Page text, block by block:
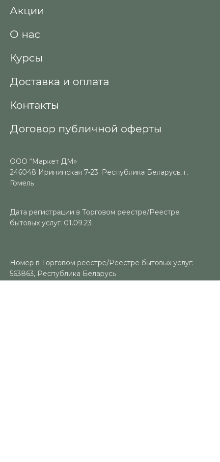
Акции
О нас
Курсы
Доставка и оплата
Контакты
Договор публичной оферты
ООО “Маркет ДМ»
246048 Ирининская 7-23. Республика Беларусь, г.
Гомель
Дата регистрации в Торговом реестре/Реестре
бытовых услуг: 01.09.23
Номер в Торговом реестре/Реестре бытовых услуг:
563863, Республика Беларусь